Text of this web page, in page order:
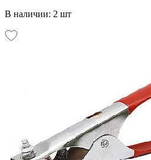
В наличии: 2 шт